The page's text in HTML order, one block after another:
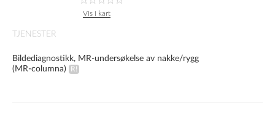
Vis i kart
TJENESTER
Bildediagnostikk, MR-undersøkelse av nakke/rygg
(MR-columna)